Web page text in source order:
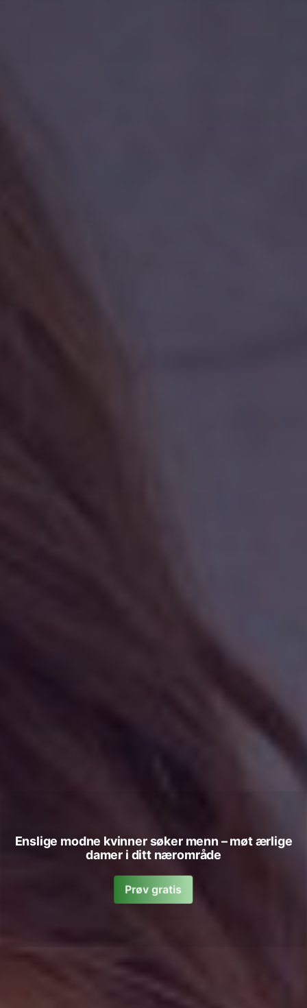
Enslige modne kvinner søker menn – møt ærlige
damer i ditt nærområde
Prøv gratis